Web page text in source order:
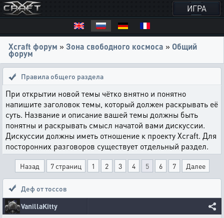
ИГРА
Xcraft форум » Зона свободного космоса » Общий
форум
Правила общего раздела
При открытии новой темы чётко внятно и понятно
напишите заголовок темы, который должен раскрывать её
суть. Название и описание вашей темы должны быть
понятны и раскрывать смысл начатой вами дискуссии.
Дискуссии должны иметь отношение к проекту Xcraft. Для
посторонних разговоров существует отдельный раздел.
Назад 7 страниц 1 2 3 4 5 6 7 Далее
Деф от тоссов
VanillaKitty